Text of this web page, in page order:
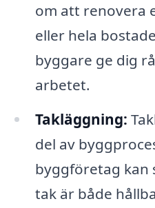
om att renovera
eller hela
byggare ge dig
arbetet.
Takläggning:
del av
byggföretag kan
tak är både